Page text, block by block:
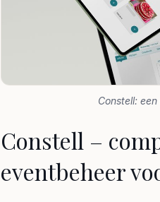
Constell:
Constell –
eventbeheer